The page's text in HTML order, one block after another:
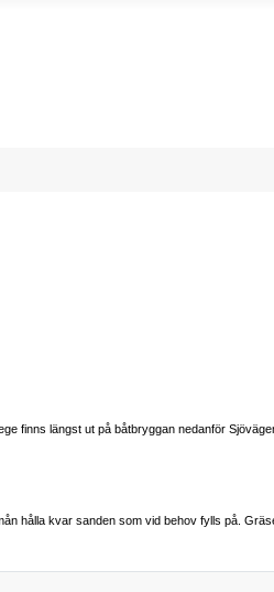
finns längst ut på båtbryggan nedanför
hålla kvar sanden som vid behov fylls på.